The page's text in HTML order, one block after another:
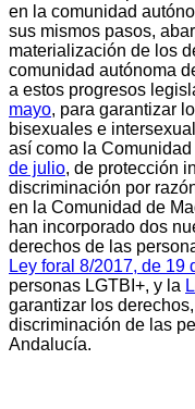
en la comunidad
sus mismos pasos,
materialización de los
comunidad autónoma
a estos progresos
mayo, para garantizar
bisexuales e
así como la
de julio, de protección
discriminación por
en la Comunidad de
han incorporado dos
derechos de las
Ley foral 8/2017, de 19
personas LGTBI+, y la
garantizar los
discriminación de las
Andalucía.